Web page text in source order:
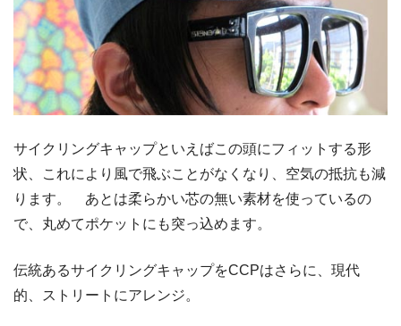
サイクリングキャップといえばこの頭にフィットする形
状、これにより風で飛ぶことがなくなり、空気の抵抗も減
ります。 あとは柔らかい芯の無い素材を使っているの
で、丸めてポケットにも突っ込めます。
伝統あるサイクリングキャップをCCPはさらに、現代
的、ストリートにアレンジ。